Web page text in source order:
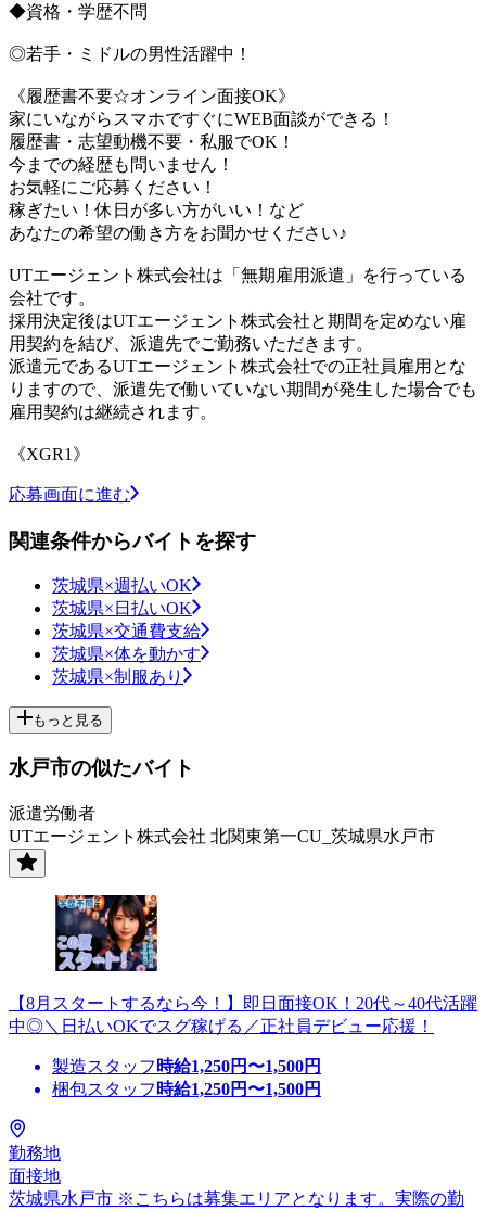
◆資格・学歴不問
◎若手・ミドルの男性活躍中！
《履歴書不要☆オンライン面接OK》
家にいながらスマホですぐにWEB面談ができる！
履歴書・志望動機不要・私服でOK！
今までの経歴も問いません！
お気軽にご応募ください！
稼ぎたい！休日が多い方がいい！など
あなたの希望の働き方をお聞かせください♪
UTエージェント株式会社は「無期雇用派遣」を行っている
会社です。
採用決定後はUTエージェント株式会社と期間を定めない雇
用契約を結び、派遣先でご勤務いただきます。
派遣元であるUTエージェント株式会社での正社員雇用とな
りますので、派遣先で働いていない期間が発生した場合でも
雇用契約は継続されます。
《XGR1》
応募画面に進む
関連条件からバイトを探す
茨城県×週払いOK
茨城県×日払いOK
茨城県×交通費支給
茨城県×体を動かす
茨城県×制服あり
もっと見る
水戸市の似たバイト
派遣労働者
UTエージェント株式会社 北関東第一CU_茨城県水戸市
【8月スタートするなら今！】即日面接OK！20代～40代活躍
中◎＼日払いOKでスグ稼げる／正社員デビュー応援！
製造スタッフ 時給1,250円〜1,500円
梱包スタッフ 時給1,250円〜1,500円
勤務地
面接地
茨城県水戸市 ※こちらは募集エリアとなります。実際の勤